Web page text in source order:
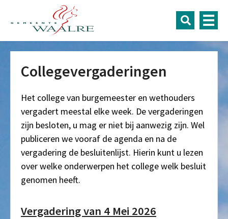
Collegevergaderingen
Het college van burgemeester en wethouders
vergadert meestal elke week. De vergaderingen
zijn besloten, u mag er niet bij aanwezig zijn. Wel
publiceren we vooraf de agenda en na de
vergadering de besluitenlijst. Hierin kunt u lezen
over welke onderwerpen het college welk besluit
genomen heeft.
Vergadering van 4 Mei 2026